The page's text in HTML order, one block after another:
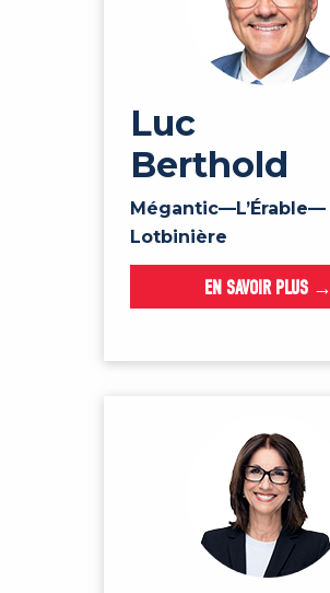
Luc
Berthold
Mégantic—L’Érable—
Lotbinière
EN SAVOIR PLUS →